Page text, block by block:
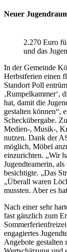
Neuer
2.270 Euro
und das
In der Gemeinde
Herbstferien einen
Standort Poll
‚Rumpelkammer‘,
hat, damit die
gestalten können“,
Scheckübergabe.
Medien-, Musik-,
nutzen. Dank der
möglich, Möbel
einzurichten. „Wir
Jugendteamerin,
besichtigte. „Das
„Überall waren
mussten. Aber es
Nach einer sehr
fast gänzlich zum
engagiertes
Angebote gestalten